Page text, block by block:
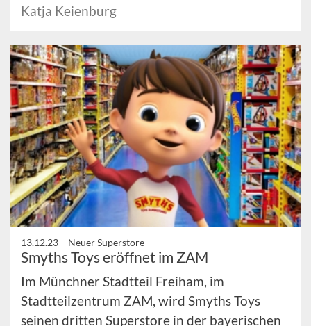
Katja Keienburg
13.12.23 – Neuer Superstore
Smyths Toys eröffnet im ZAM
Im Münchner Stadtteil Freiham, im
Stadtteilzentrum ZAM, wird Smyths Toys
seinen dritten Superstore in der bayerischen